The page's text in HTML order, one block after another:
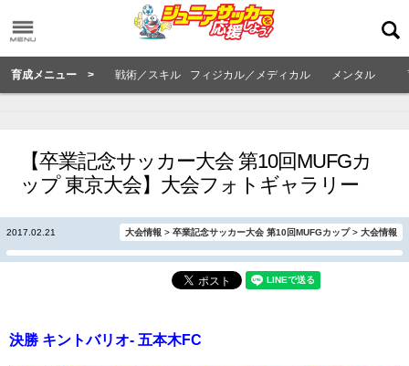
育成メニュー > 戦術／スキル フィジカル／メディカル メンタル
【卒業記念サッカー大会 第10回MUFGカ
ップ 東京大会】大会フォトギャラリー
2017.02.21 大会情報 > 卒業記念サッカー大会 第10回MUFGカップ> 大会情報
決勝 キントバリオ- 五本木FC